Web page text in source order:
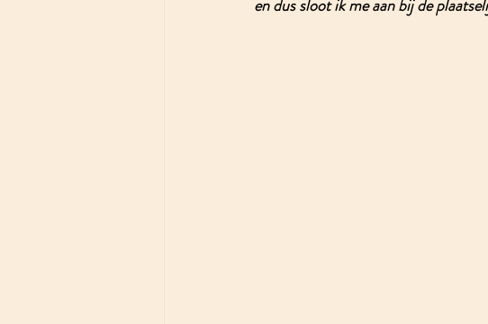
en dus sloot ik me aan bij de